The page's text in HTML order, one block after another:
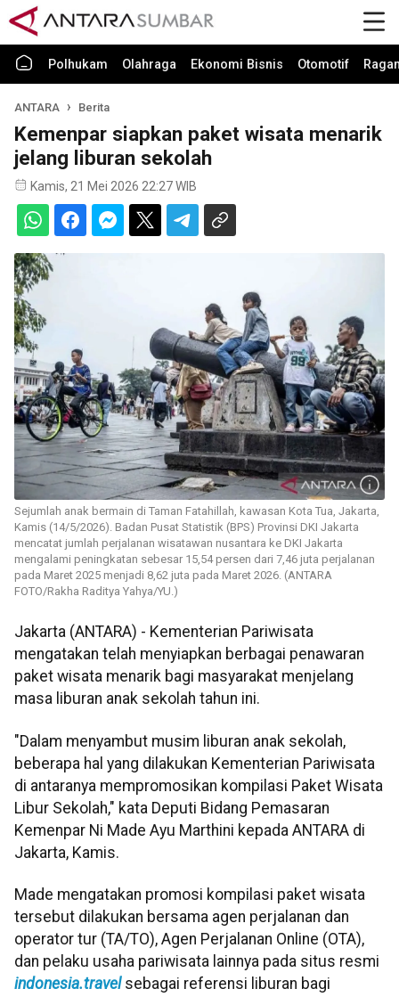
Polhukam Olahraga Ekonomi Bisnis Otomotif
ANTARA Berita
Kemenpar siapkan paket wisata menarik
jelang liburan sekolah
Kamis, 21 Mei 2026 22:27 WIB
Sejumlah anak bermain di Taman Fatahillah, kawasan Kota Tua, Jakarta,
Kamis (14/5/2026). Badan Pusat Statistik (BPS) Provinsi DKI Jakarta
mencatat jumlah perjalanan wisatawan nusantara ke DKI Jakarta
mengalami peningkatan sebesar 15,54 persen dari 7,46 juta perjalanan
pada Maret 2025 menjadi 8,62 juta pada Maret 2026. (ANTARA
FOTO/Rakha Raditya Yahya/YU.)
Jakarta (ANTARA) - Kementerian Pariwisata
mengatakan telah menyiapkan berbagai penawaran
paket wisata menarik bagi masyarakat menjelang
masa liburan anak sekolah tahun ini.
"Dalam menyambut musim liburan anak sekolah,
beberapa hal yang dilakukan Kementerian Pariwisata
di antaranya mempromosikan kompilasi Paket Wisata
Libur Sekolah," kata Deputi Bidang Pemasaran
Kemenpar Ni Made Ayu Marthini kepada ANTARA di
Jakarta, Kamis.
Made mengatakan promosi kompilasi paket wisata
tersebut dilakukan bersama agen perjalanan dan
operator tur (TA/TO), Agen Perjalanan Online (OTA),
dan pelaku usaha pariwisata lainnya pada situs resmi
indonesia.travel sebagai referensi liburan bagi